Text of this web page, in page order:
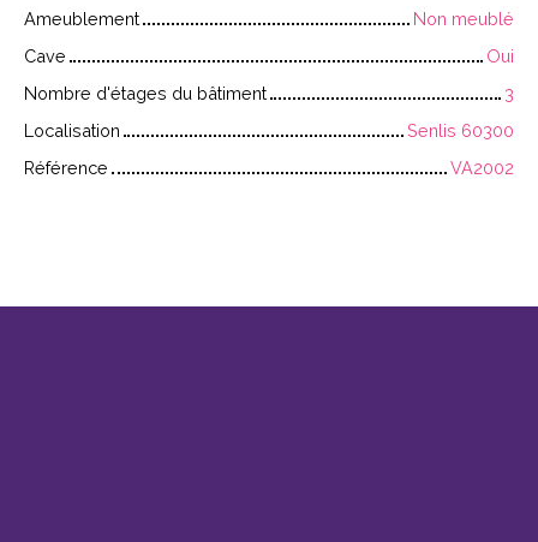
Ameublement
Non meublé
Cave
Oui
Nombre d'étages du bâtiment
3
Localisation
Senlis 60300
Référence
VA2002